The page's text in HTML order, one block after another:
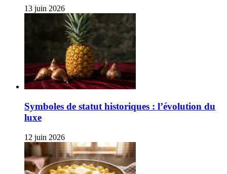
13 juin 2026
Symboles de statut historiques : l’évolution du
luxe
12 juin 2026